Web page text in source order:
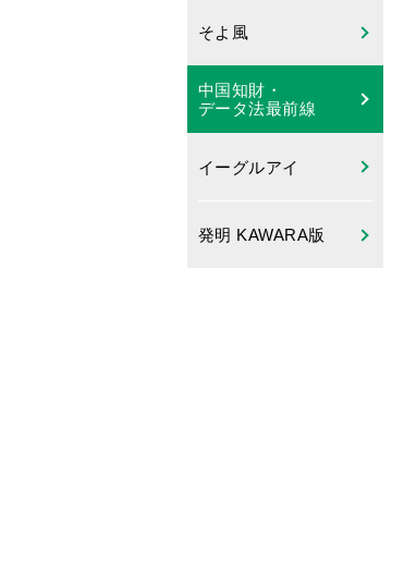
そよ風
中国知財・
データ法最前線
イーグルアイ
発明 KAWARA版